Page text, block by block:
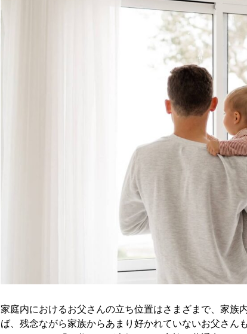
家庭内におけるお父さんの立ち位置はさまざまで、家族
ば、残念ながら家族からあまり好かれていないお父さん